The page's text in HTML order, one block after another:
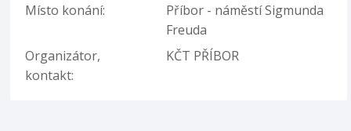
Místo konání:
Příbor - náměstí Sigmunda
Freuda
Organizátor,
kontakt:
KČT PŘÍBOR